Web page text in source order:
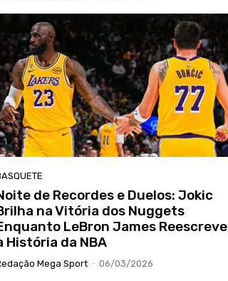
de Recordes e Duelos: Jokic
na Vitória dos Nuggets
LeBron James Reescreve
História da NBA
Mega Sport - 06/03/2026